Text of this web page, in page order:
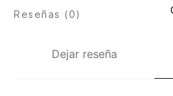
Dejar reseña
Reseñas (0)